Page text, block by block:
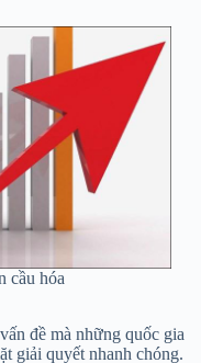
cầu hóa
đề mà những quốc gia
giải quyết nhanh chóng.